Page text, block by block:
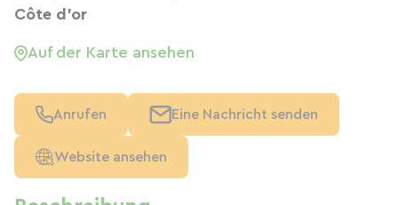
Côte d'or
Auf der Karte ansehen
Anrufen Eine Nachricht senden
Website ansehen